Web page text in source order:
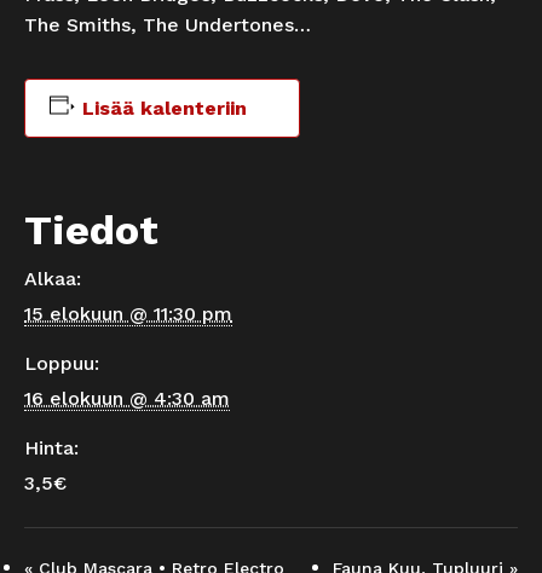
The Smiths, The Undertones…
Lisää kalenteriin
Tiedot
Alkaa:
15 elokuun @ 11:30 pm
Loppuu:
16 elokuun @ 4:30 am
Hinta:
3,5€
« Club Mascara • Retro Electro Fauna Kuu, Tupluuri »